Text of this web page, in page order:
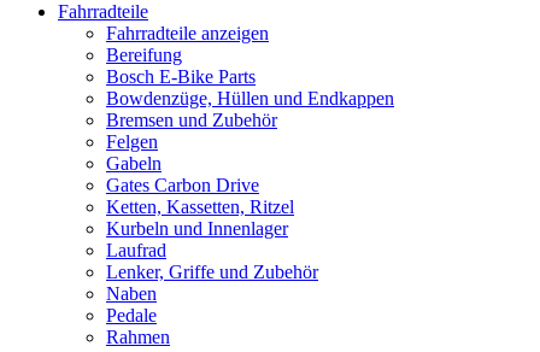
Fahrradteile
Fahrradteile anzeigen
Bereifung
Bosch E-Bike Parts
Bowdenzüge, Hüllen und Endkappen
Bremsen und Zubehör
Felgen
Gabeln
Gates Carbon Drive
Ketten, Kassetten, Ritzel
Kurbeln und Innenlager
Laufrad
Lenker, Griffe und Zubehör
Naben
Pedale
Rahmen